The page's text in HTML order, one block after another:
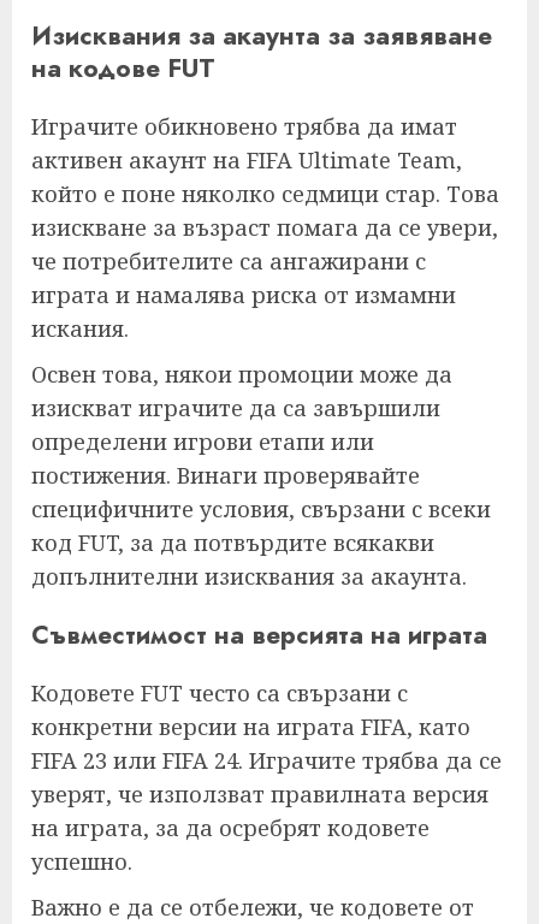
Изисквания за акаунта за заявяване
на кодове FUT
Играчите обикновено трябва да имат
активен акаунт на FIFA Ultimate Team,
който е поне няколко седмици стар. Това
изискване за възраст помага да се увери,
че потребителите са ангажирани с
играта и намалява риска от измамни
искания.
Освен това, някои промоции може да
изискват играчите да са завършили
определени игрови етапи или
постижения. Винаги проверявайте
специфичните условия, свързани с всеки
код FUT, за да потвърдите всякакви
допълнителни изисквания за акаунта.
Съвместимост на версията на играта
Кодовете FUT често са свързани с
конкретни версии на играта FIFA, като
FIFA 23 или FIFA 24. Играчите трябва да се
уверят, че използват правилната версия
на играта, за да осребрят кодовете
успешно.
Важно е да се отбележи, че кодовете от